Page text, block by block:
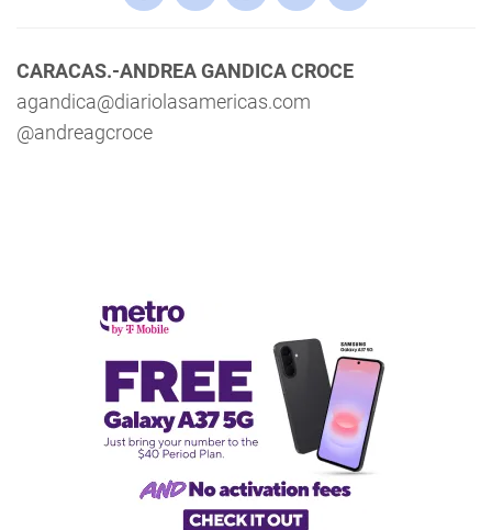
CARACAS.-ANDREA GANDICA CROCE
agandica@diariolasamericas.com
@andreagcroce